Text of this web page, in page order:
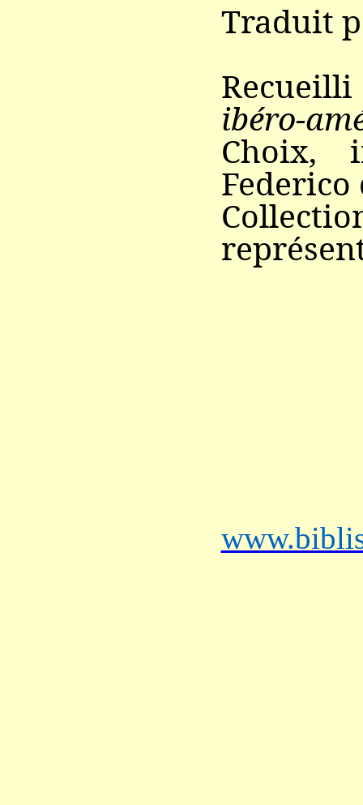
Traduit
ibéro-
Choix,
Federico